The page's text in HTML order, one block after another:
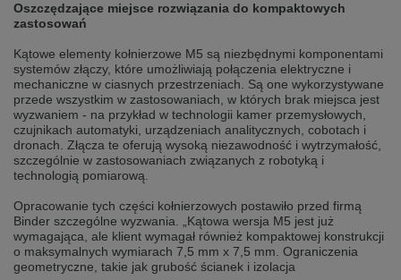
Přepnout na českou verzi
Váš prohlížeč se zdá být v jiném jazyce, než je právě používaný jazyk. Tato
stránka je také k dispozici v němčině. Přejete si přejít na německou verzi?
Přepněte na německou verzi Zůstaňte v této verzi
Wir haben erkannt, dass ihr Browser eine andere Sprache als die derzeit
angezeigte bevorzugt. Diese Webseite ist auch auf Deutsch verfügbar.
Möchten Sie zur Deutschen Version wechseln?
Zur deutschen Version wechseln Auf dieser Version bleiben
Váš prohlížeč se zdá být v jiném jazyce, než je právě používaný jazyk. Tato
stránka je k dispozici také v angličtině. Přejete si přepnout na anglickou
verzi?
Oszczędzające miejsce rozwiązania do kompaktowych
zastosowań
Kątowe elementy kołnierzowe M5 są niezbędnymi komponentami
systemów złączy, które umożliwiają połączenia elektryczne i
mechaniczne w ciasnych przestrzeniach. Są one wykorzystywane
przede wszystkim w zastosowaniach, w których brak miejsca jest
wyzwaniem - na przykład w technologii kamer przemysłowych,
czujnikach automatyki, urządzeniach analitycznych, cobotach i
dronach. Złącza te oferują wysoką niezawodność i wytrzymałość,
szczególnie w zastosowaniach związanych z robotyką i
technologią pomiarową.
Opracowanie tych części kołnierzowych postawiło przed firmą
Binder szczególne wyzwania. „Kątowa wersja M5 jest już
wymagająca, ale klient wymagał również kompaktowej konstrukcji
o maksymalnych wymiarach 7,5 mm x 7,5 mm. Ograniczenia
geometryczne, takie jak grubość ścianek i izolacja